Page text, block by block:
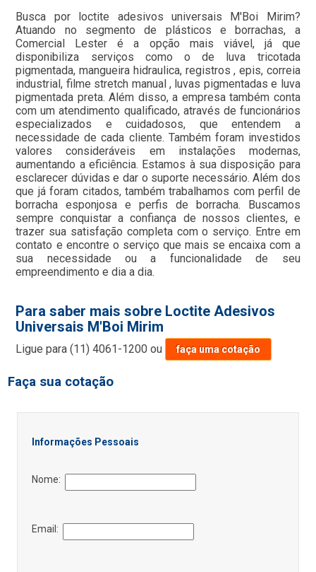
Busca por loctite adesivos universais M'Boi Mirim?
Atuando no segmento de plásticos e borrachas, a
Comercial Lester é a opção mais viável, já que
disponibiliza serviços como o de luva tricotada
pigmentada, mangueira hidraulica, registros , epis, correia
industrial, filme stretch manual , luvas pigmentadas e luva
pigmentada preta. Além disso, a empresa também conta
com um atendimento qualificado, através de funcionários
especializados e cuidadosos, que entendem a
necessidade de cada cliente. Também foram investidos
valores consideráveis em instalações modernas,
aumentando a eficiência. Estamos à sua disposição para
esclarecer dúvidas e dar o suporte necessário. Além dos
que já foram citados, também trabalhamos com perfil de
borracha esponjosa e perfis de borracha. Buscamos
sempre conquistar a confiança de nossos clientes, e
trazer sua satisfação completa com o serviço. Entre em
contato e encontre o serviço que mais se encaixa com a
sua necessidade ou a funcionalidade de seu
empreendimento e dia a dia.
Para saber mais sobre Loctite Adesivos
Universais M'Boi Mirim
Ligue para(11) 4061-1200 ou faça uma cotação
Faça sua cotação
Informações Pessoais
Nome:
Email: